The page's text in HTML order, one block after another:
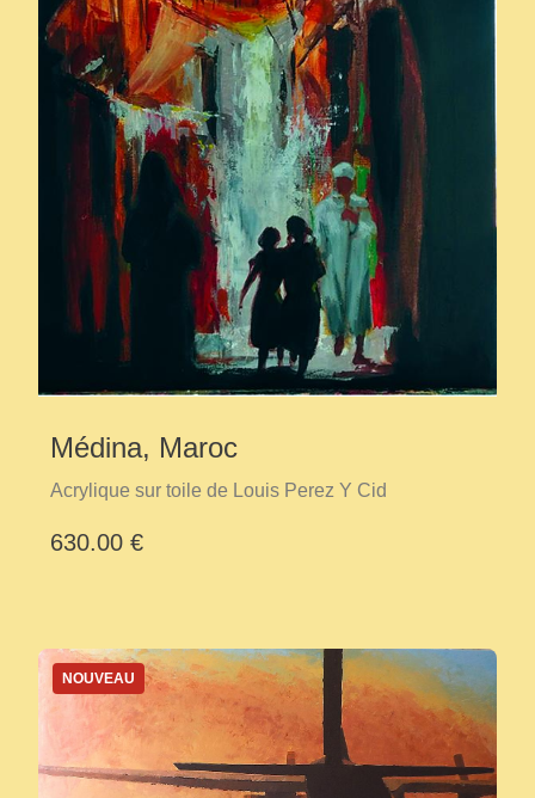
Médina, Maroc
Acrylique sur toile de Louis Perez Y Cid
630.00 €
NOUVEAU